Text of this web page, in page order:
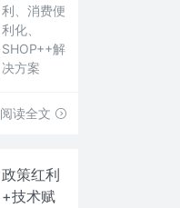
利、消费便
利化、
SHOP++解
决方案
阅读全文
政策红利
+技术赋